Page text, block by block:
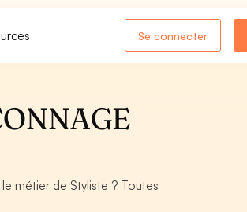
Se connecter
métier de Styliste ? Toutes